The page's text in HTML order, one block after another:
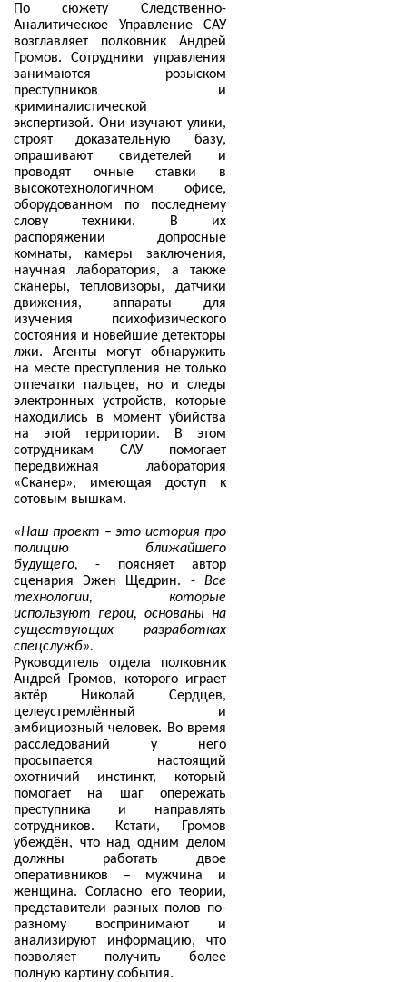
По сюжету Следственно-
Аналитическое Управление САУ
возглавляет полковник Андрей
Громов. Сотрудники управления
занимаются розыском
преступников и
криминалистической
экспертизой. Они изучают улики,
строят доказательную базу,
опрашивают свидетелей и
проводят очные ставки в
высокотехнологичном офисе,
оборудованном по последнему
слову техники. В их
распоряжении допросные
комнаты, камеры заключения,
научная лаборатория, а также
сканеры, тепловизоры, датчики
движения, аппараты для
изучения психофизического
состояния и новейшие детекторы
лжи. Агенты могут обнаружить
на месте преступления не только
отпечатки пальцев, но и следы
электронных устройств, которые
находились в момент убийства
на этой территории. В этом
сотрудникам САУ помогает
передвижная лаборатория
«Сканер», имеющая доступ к
сотовым вышкам.
«Наш проект – это история про
полицию ближайшего
будущего, - поясняет автор
сценария Эжен Щедрин. - Все
технологии, которые
используют герои, основаны на
существующих разработках
спецслужб».
Руководитель отдела полковник
Андрей Громов, которого играет
актёр Николай Сердцев,
целеустремлённый и
амбициозный человек. Во время
расследований у него
просыпается настоящий
охотничий инстинкт, который
помогает на шаг опережать
преступника и направлять
сотрудников. Кстати, Громов
убеждён, что над одним делом
должны работать двое
оперативников – мужчина и
женщина. Согласно его теории,
представители разных полов по-
разному воспринимают и
анализируют информацию, что
позволяет получить более
полную картину события.